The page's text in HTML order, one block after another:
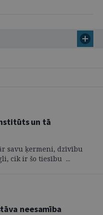
un tā
savu ķermeni, dzīvību
cik ir šo tiesību ...
neesamība